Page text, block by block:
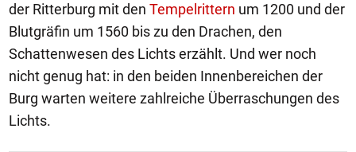
der Ritterburg mit den Tempelrittern um 1200 und der
Blutgräfin um 1560 bis zu den Drachen, den
Schattenwesen des Lichts erzählt. Und wer noch
nicht genug hat: in den beiden Innenbereichen der
Burg warten weitere zahlreiche Überraschungen des
Lichts.